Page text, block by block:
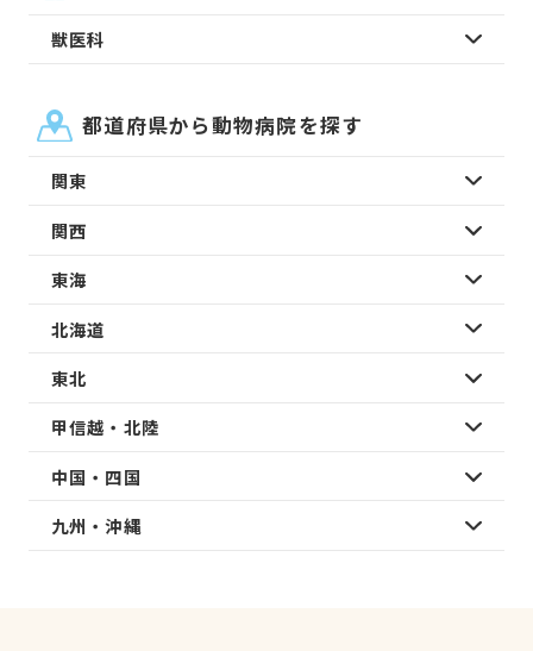
獣医科
都道府県から動物病院を探す
関東
関西
東海
北海道
東北
甲信越・北陸
中国・四国
九州・沖縄